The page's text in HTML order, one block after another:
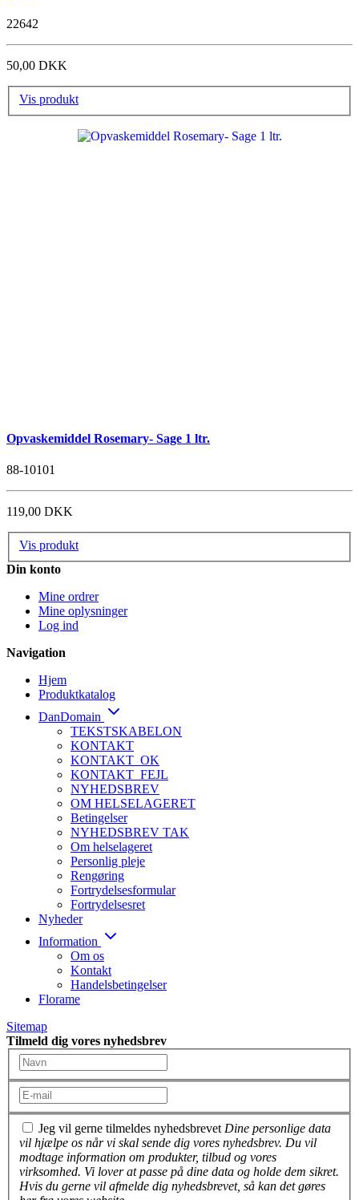
22642
50,00 DKK
Vis produkt
Opvaskemiddel Rosemary- Sage 1 ltr.
88-10101
119,00 DKK
Vis produkt
Din konto
Mine ordrer
Mine oplysninger
Log ind
Navigation
Hjem
Produktkatalog
DanDomain
TEKSTSKABELON
KONTAKT
KONTAKT_OK
KONTAKT_FEJL
NYHEDSBREV
OM HELSELAGERET
Betingelser
NYHEDSBREV TAK
Om helselageret
Personlig pleje
Rengøring
Fortrydelsesformular
Fortrydelsesret
Nyheder
Information
Om os
Kontakt
Handelsbetingelser
Florame
Sitemap
Tilmeld dig vores nyhedsbrev
Jeg vil gerne tilmeldes nyhedsbrevet Dine personlige data
vil hjælpe os når vi skal sende dig vores nyhedsbrev. Du vil
modtage information om produkter, tilbud og vores
virksomhed. Vi lover at passe på dine data og holde dem sikret.
Hvis du gerne vil afmelde dig nyhedsbrevet, så kan det gøres